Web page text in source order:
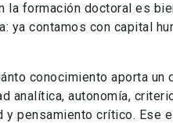
la formación doctoral es
ya contamos con capital
conocimiento aporta un
analítica, autonomía,
y pensamiento crítico. Ese